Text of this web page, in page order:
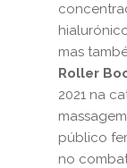
mas
Roller
2021 na
público
no